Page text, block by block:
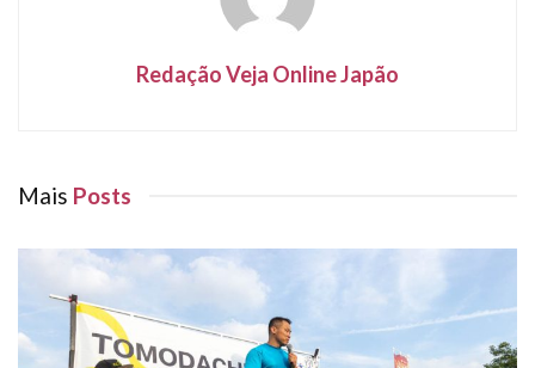
Redação Veja Online Japão
Mais Posts